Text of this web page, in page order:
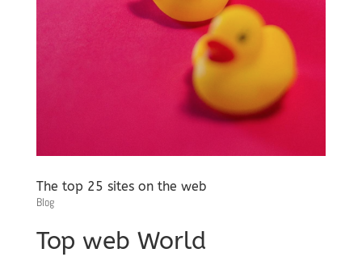
The top 25 sites on the web
Blog
Top web World